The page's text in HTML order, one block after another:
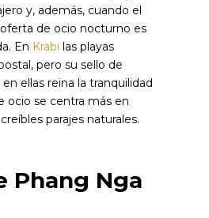
y, además, cuando el
de ocio nocturno es
En Krabi las playas
pero su sello de
ellas reina la tranquilidad
ocio se centra más en
parajes naturales.
Phang Nga